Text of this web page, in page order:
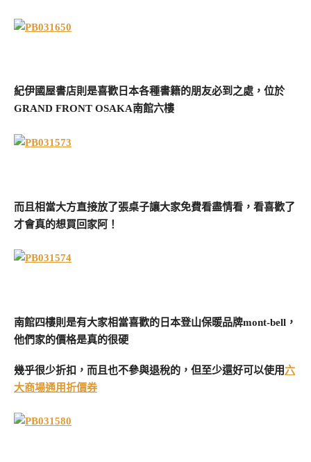
紀伊國屋書店則是喜歡日本各種書籍的朋友必到之處，位於
GRAND FRONT OSAKA南館六樓
而且相當大方直接放了張桌子讓大家免費看盡情看，看喜歡了
才會真的想買回家阿！
南館四樓則是有大家相當喜歡的日本登山保暖品牌mont-bell，
他們家的價格是真的很硬
幾乎很少折扣，而且也不參與退稅的，但至少還好可以使用六
大商場通用折價券